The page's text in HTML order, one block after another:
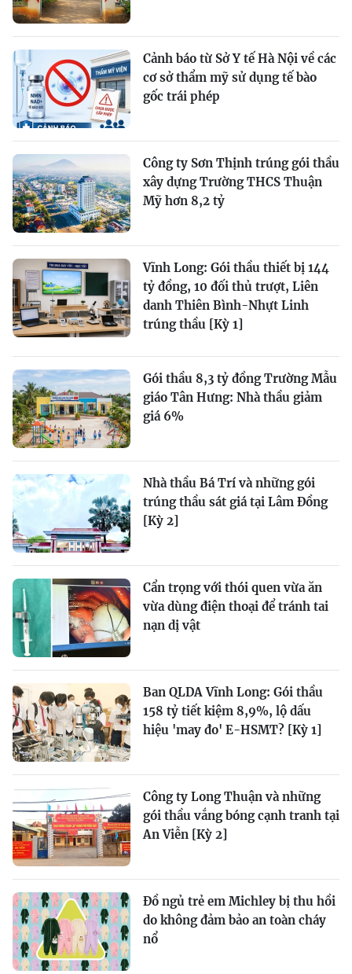
Cảnh báo từ Sở Y tế Hà Nội về các
cơ sở thẩm mỹ sử dụng tế bào
gốc trái phép
Công ty Sơn Thịnh trúng gói thầu
xây dựng Trường THCS Thuận
Mỹ hơn 8,2 tỷ
Vĩnh Long: Gói thầu thiết bị 144
tỷ đồng, 10 đối thủ trượt, Liên
danh Thiên Bình-Nhựt Linh
trúng thầu [Kỳ 1]
Gói thầu 8,3 tỷ đồng Trường Mẫu
giáo Tân Hưng: Nhà thầu giảm
giá 6%
Nhà thầu Bá Trí và những gói
trúng thầu sát giá tại Lâm Đồng
[Kỳ 2]
Cẩn trọng với thói quen vừa ăn
vừa dùng điện thoại để tránh tai
nạn dị vật
Ban QLDA Vĩnh Long: Gói thầu
158 tỷ tiết kiệm 8,9%, lộ dấu
hiệu 'may đo' E-HSMT? [Kỳ 1]
Công ty Long Thuận và những
gói thầu vắng bóng cạnh tranh tại
An Viễn [Kỳ 2]
Đồ ngủ trẻ em Michley bị thu hồi
do không đảm bảo an toàn cháy
nổ